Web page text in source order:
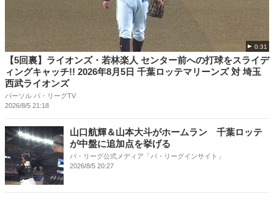
0:31
【5回裏】ライオンズ・若林楽人 センター前への打球をスライデ
ィングキャッチ!! 2026年8月5日 千葉ロッテマリーンズ 対 埼玉
西武ライオンズ
パーソル パ・リーグTV
2026/8/5 21:18
山口航輝＆山本大斗がホームラン 千葉ロッテ
が中盤に追加点を挙げる
パ・リーグ公式メディア「パ・リーグインサイト」
2026/8/5 20:27